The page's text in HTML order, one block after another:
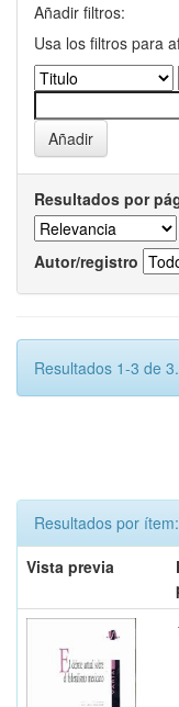
Añadir filtros:
Usa los filtros para
Resultados por
Autor/registro
Resultados 1-3 de 3.
Resultados por ítem:
Vista previa